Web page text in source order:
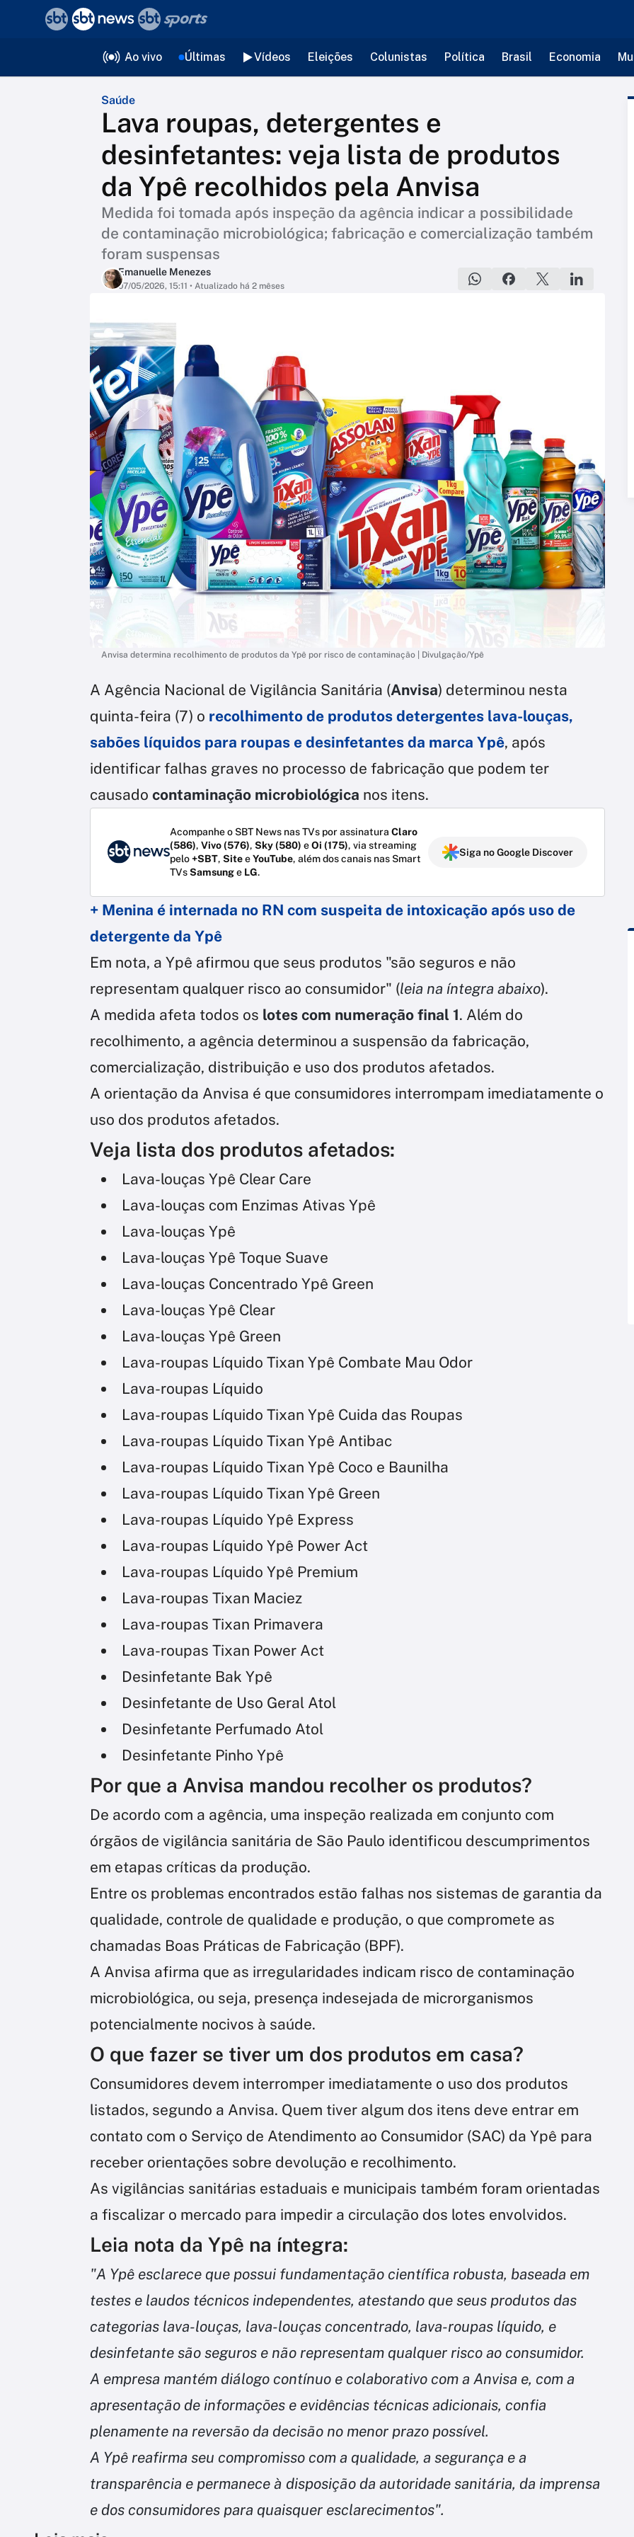
Ao vivo Últimas Vídeos Eleições Colunistas Política Brasil Economia
Saúde
Lava roupas, detergentes e
desinfetantes: veja lista de produtos
da Ypê recolhidos pela Anvisa
Medida foi tomada após inspeção da agência indicar a possibilidade
de contaminação microbiológica; fabricação e comercialização também
foram suspensas
Emanuelle Menezes
07/05/2026, 15:11 • Atualizado há 2 mêses
Anvisa determina recolhimento de produtos da Ypê por risco de contaminação | Divulgação/Ypê
A Agência Nacional de Vigilância Sanitária (Anvisa) determinou nesta
quinta-feira (7) o recolhimento de produtos detergentes lava-louças,
sabões líquidos para roupas e desinfetantes da marca Ypê, após
identificar falhas graves no processo de fabricação que podem ter
causado contaminação microbiológica nos itens.
Acompanhe o SBT News nas TVs por assinatura Claro
(586), Vivo (576), Sky (580) eOi (175), via streaming
pelo+SBT, SiteeYouTube, além dos canais nas Smart
TVsSamsunge LG.
Siga no Google Discover
+ Menina é internada no RN com suspeita de intoxicação após uso de
detergente da Ypê
Em nota, a Ypê afirmou que seus produtos "são seguros e não
representam qualquer risco ao consumidor" (leia na íntegra abaixo).
A medida afeta todos os lotes com numeração final 1. Além do
recolhimento, a agência determinou a suspensão da fabricação,
comercialização, distribuição e uso dos produtos afetados.
A orientação da Anvisa é que consumidores interrompam imediatamente o
uso dos produtos afetados.
Veja lista dos produtos afetados:
Lava-louças Ypê Clear Care
Lava-louças com Enzimas Ativas Ypê
Lava-louças Ypê
Lava-louças Ypê Toque Suave
Lava-louças Concentrado Ypê Green
Lava-louças Ypê Clear
Lava-louças Ypê Green
Lava-roupas Líquido Tixan Ypê Combate Mau Odor
Lava-roupas Líquido
Lava-roupas Líquido Tixan Ypê Cuida das Roupas
Lava-roupas Líquido Tixan Ypê Antibac
Lava-roupas Líquido Tixan Ypê Coco e Baunilha
Lava-roupas Líquido Tixan Ypê Green
Lava-roupas Líquido Ypê Express
Lava-roupas Líquido Ypê Power Act
Lava-roupas Líquido Ypê Premium
Lava-roupas Tixan Maciez
Lava-roupas Tixan Primavera
Lava-roupas Tixan Power Act
Desinfetante Bak Ypê
Desinfetante de Uso Geral Atol
Desinfetante Perfumado Atol
Desinfetante Pinho Ypê
Por que a Anvisa mandou recolher os produtos?
De acordo com a agência, uma inspeção realizada em conjunto com
órgãos de vigilância sanitária de São Paulo identificou descumprimentos
em etapas críticas da produção.
Entre os problemas encontrados estão falhas nos sistemas de garantia da
qualidade, controle de qualidade e produção, o que compromete as
chamadas Boas Práticas de Fabricação (BPF).
A Anvisa afirma que as irregularidades indicam risco de contaminação
microbiológica, ou seja, presença indesejada de microrganismos
potencialmente nocivos à saúde.
O que fazer se tiver um dos produtos em casa?
Consumidores devem interromper imediatamente o uso dos produtos
listados, segundo a Anvisa. Quem tiver algum dos itens deve entrar em
contato com o Serviço de Atendimento ao Consumidor (SAC) da Ypê para
receber orientações sobre devolução e recolhimento.
As vigilâncias sanitárias estaduais e municipais também foram orientadas
a fiscalizar o mercado para impedir a circulação dos lotes envolvidos.
Leia nota da Ypê na íntegra:
"A Ypê esclarece que possui fundamentação científica robusta, baseada em
testes e laudos técnicos independentes, atestando que seus produtos das
categorias lava-louças, lava-louças concentrado, lava-roupas líquido, e
desinfetante são seguros e não representam qualquer risco ao consumidor.
A empresa mantém diálogo contínuo e colaborativo com a Anvisa e, com a
apresentação de informações e evidências técnicas adicionais, confia
plenamente na reversão da decisão no menor prazo possível.
A Ypê reafirma seu compromisso com a qualidade, a segurança e a
transparência e permanece à disposição da autoridade sanitária, da imprensa
e dos consumidores para quaisquer esclarecimentos".
voltar
Editorias